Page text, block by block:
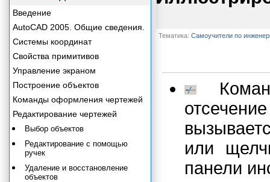
Тематика: Самоучители по
или
панели
Введение
AutoCAD 2005. Общие сведения.
Системы координат
Свойства примитивов
Управление экраном
Построение объектов
Команды оформления чертежей
Редактирование чертежей
Выбор объектов
Редактирование с помощью
ручек
Удаление и восстановление
объектов